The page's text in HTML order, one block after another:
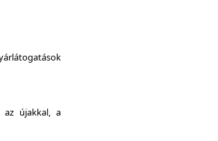
az újakkal, a